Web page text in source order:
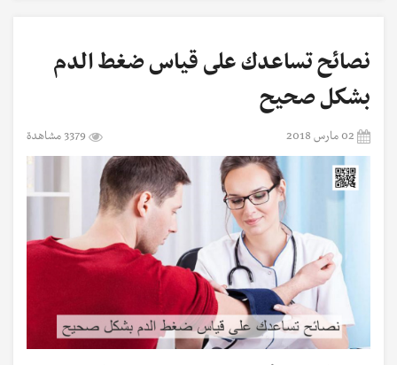
نصائح تساعدك على قياس ضغط الدم
بشكل صحيح
02 مارس 2018 3379 مشاهدة